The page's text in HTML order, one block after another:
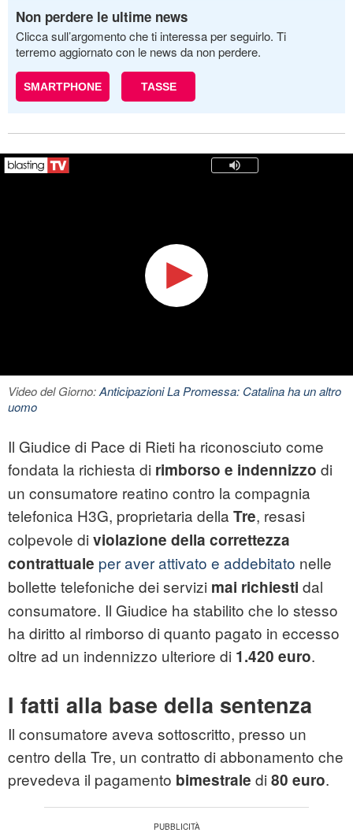
Non perdere le ultime news
Clicca sull’argomento che ti interessa per seguirlo. Ti
terremo aggiornato con le news da non perdere.
SMARTPHONE TASSE
Video del Giorno:Anticipazioni La Promessa: Catalina ha un altro
uomo
Il Giudice di Pace di Rieti ha riconosciuto come
fondata la richiesta di rimborso e indennizzo di
un consumatore reatino contro la compagnia
telefonica H3G, proprietaria della Tre, resasi
colpevole di violazione della correttezza
contrattuale per aver attivato e addebitato nelle
bollette telefoniche dei servizi mai richiesti dal
consumatore. Il Giudice ha stabilito che lo stesso
ha diritto al rimborso di quanto pagato in eccesso
oltre ad un indennizzo ulteriore di 1.420 euro.
I fatti alla base della sentenza
Il consumatore aveva sottoscritto, presso un
centro della Tre, un contratto di abbonamento che
prevedeva il pagamento bimestrale di 80 euro.